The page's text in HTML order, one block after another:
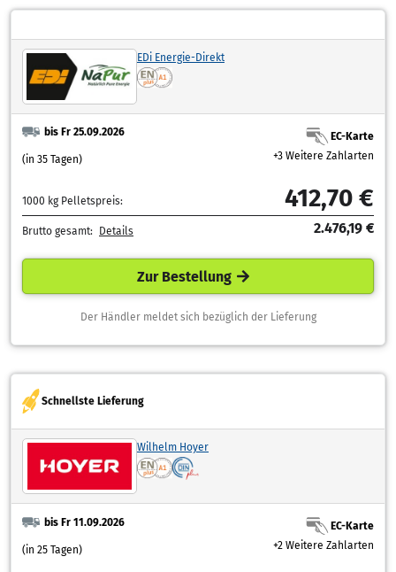
EDi Energie-Direkt
bis Fr 25.09.2026
(in 35 Tagen)
EC-Karte
+3 Weitere Zahlarten
1000 kg Pelletspreis: 412,70 €
Brutto gesamt: Details 2.476,19 €
Zur Bestellung
Der Händler meldet sich bezüglich der Lieferung
Schnellste Lieferung
Wilhelm Hoyer
bis Fr 11.09.2026
(in 25 Tagen)
EC-Karte
+2 Weitere Zahlarten